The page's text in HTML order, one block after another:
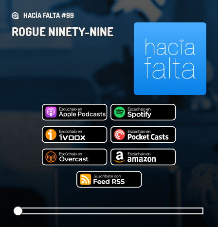
HACÍA FALTA #99
ROGUE NINETY-NINE